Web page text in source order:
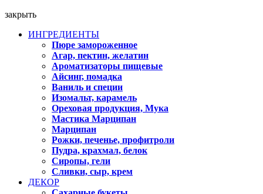
закрыть
ИНГРЕДИЕНТЫ
Пюре замороженное
Агар, пектин, желатин
Ароматизаторы пищевые
Айсинг, помадка
Ваниль и специи
Изомальт, карамель
Ореховая продукция, Мука
Мастика Марципан
Марципан
Рожки, печенье, профитроли
Пудра, крахмал, белок
Сиропы, гели
Сливки, сыр, крем
ДЕКОР